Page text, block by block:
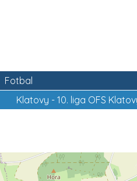
Fotbal
Klatovy - 10. liga OFS